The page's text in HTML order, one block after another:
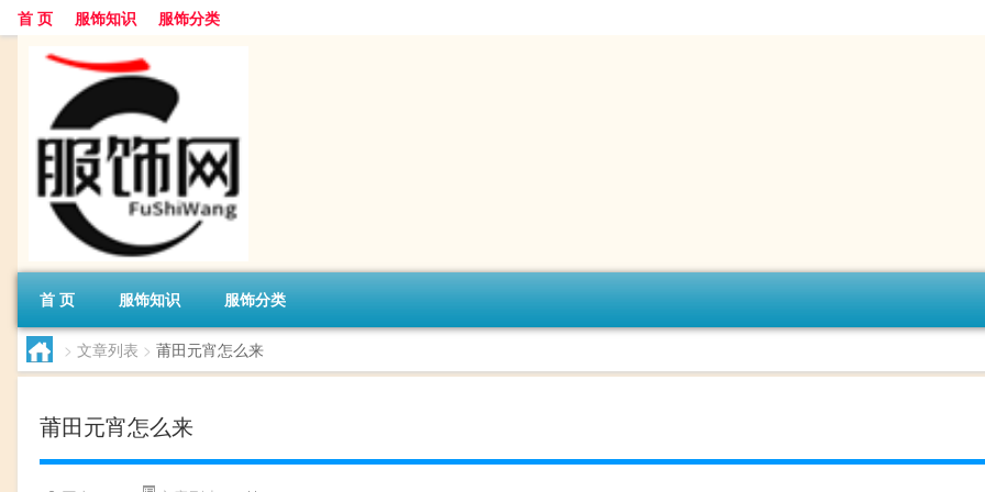
首 页 服饰知识 服饰分类
首 页 服饰知识 服饰分类
> 文章列表 > 莆田元宵怎么来
莆田元宵怎么来